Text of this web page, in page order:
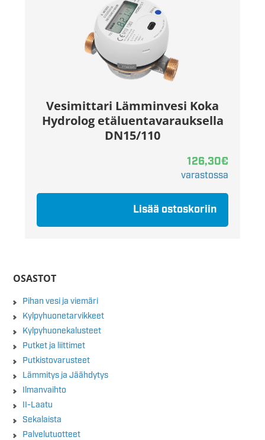
Vesimittari Lämminvesi Koka
Hydrolog etäluentavarauksella
DN15/110
126,30€
varastossa
Lisää ostoskoriin
OSASTOT
Pihan vesi ja viemäri
Kylpyhuonetarvikkeet
Kylpyhuonekalusteet
Putket ja liittimet
Putkistovarusteet
Lämmitys ja Jäähdytys
Ilmanvaihto
II-Laatu
Sekalaista
Palvelutuotteet